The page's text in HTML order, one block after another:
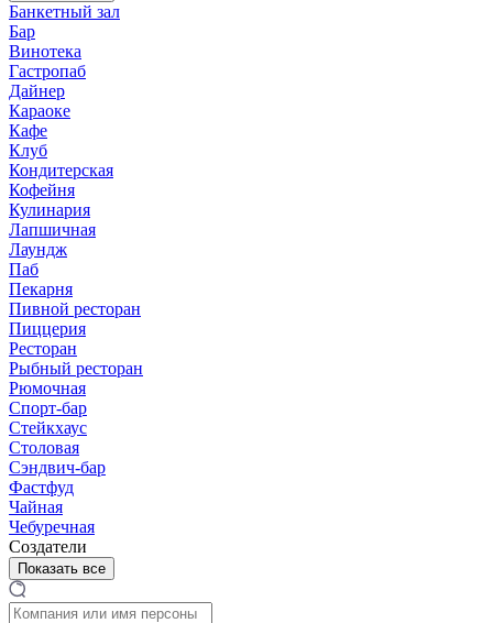
Банкетный зал
Бар
Винотека
Гастропаб
Дайнер
Караоке
Кафе
Клуб
Кондитерская
Кофейня
Кулинария
Лапшичная
Лаундж
Паб
Пекарня
Пивной ресторан
Пиццерия
Ресторан
Рыбный ресторан
Рюмочная
Спорт-бар
Стейкхаус
Столовая
Сэндвич-бар
Фастфуд
Чайная
Чебуречная
Создатели
Показать все